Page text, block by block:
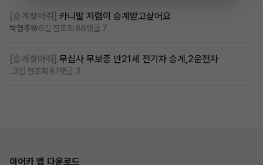
[승계찾아줘] 카니발 저렴이 승계받고샆어요
박영주🌸6일 전조회 86댓글 7
[승계찾아줘] 무심사 무보증 만21세 전기차 승계,2운전자
..3일 전조회 81 댓글 3
이어카 앱 다운로드